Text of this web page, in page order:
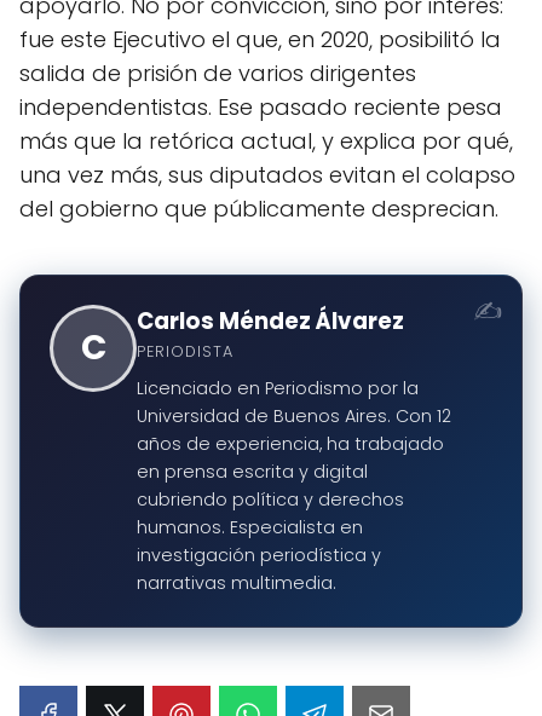
fue este Ejecutivo el que, en 2020, posibilitó la
salida de prisión de varios dirigentes
independentistas. Ese pasado reciente pesa
más que la retórica actual, y explica por qué,
una vez más, sus diputados evitan el colapso
del gobierno que públicamente desprecian.
C
Carlos Méndez Álvarez
PERIODISTA
Licenciado en Periodismo por la
Universidad de Buenos Aires. Con 12
años de experiencia, ha trabajado
en prensa escrita y digital
cubriendo política y derechos
humanos. Especialista en
investigación periodística y
narrativas multimedia.